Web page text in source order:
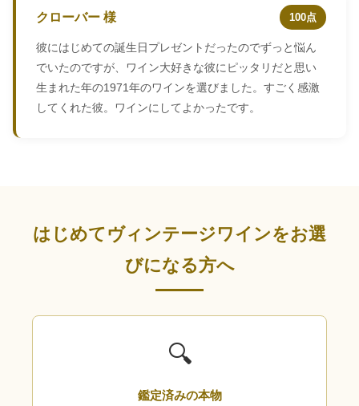
クローバー 様 100点
彼にはじめての誕生日プレゼントだったのでずっと悩ん
でいたのですが、ワイン大好きな彼にピッタリだと思い
生まれた年の1971年のワインを選びました。すごく感激
してくれた彼。ワインにしてよかったです。
はじめてヴィンテージワインをお選
びになる方へ
🔍
鑑定済みの本物